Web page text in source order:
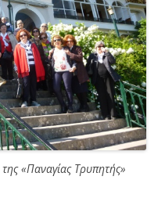
«Παναγίας Τρυπητής»